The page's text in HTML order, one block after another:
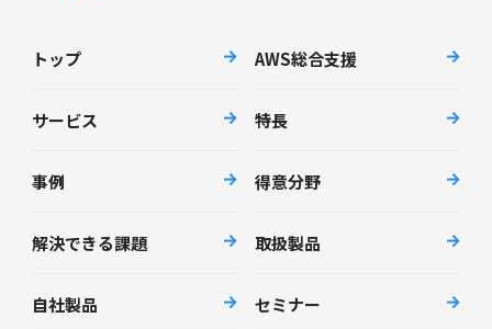
トップ AWS総合支援
サービス 特長
事例 得意分野
解決できる課題 取扱製品
自社製品 セミナー